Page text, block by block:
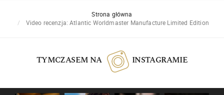
Strona główna
Video recenzja: Atlantic Worldmaster Manufacture Limited Edition
TYMCZASEM NA INSTAGRAMIE